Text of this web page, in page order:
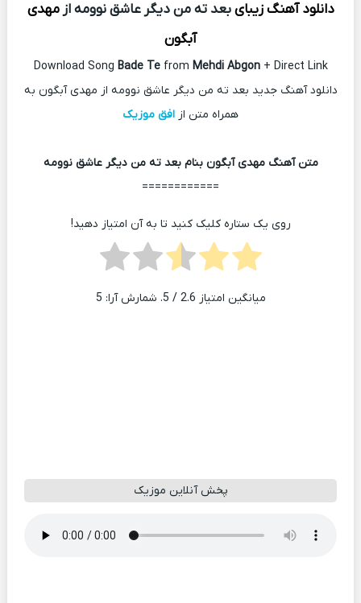
دانلود آهنگ زیبای بعد ته من دیگر عاشق نوومه ازمهدی
آبگون
Download Song Bade Tefrom Mehdi Abgon+ Direct Link
دانلود آهنگ جدید بعد ته من دیگر عاشق نوومه از مهدی آبگون به
همراه متن از افق موزیک
متن آهنگ مهدی آبگون بنام بعد ته من دیگر عاشق نوومه
============
روی یک ستاره کلیک کنید تا به آن امتیاز دهید!
میانگین امتیاز 2.6 / 5. شمارش آرا: 5
پخش آنلاین موزیک